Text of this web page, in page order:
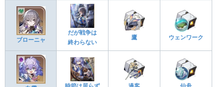
ブローニャ
だが戦争は
終わらない
鷹 ウェンワーク
時節は居らず 過客 仙舟